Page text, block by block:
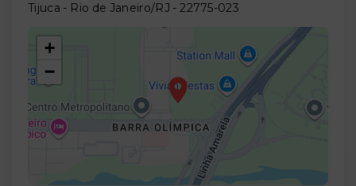
Tijuca - Rio de Janeiro/RJ - 22775-023
+
−